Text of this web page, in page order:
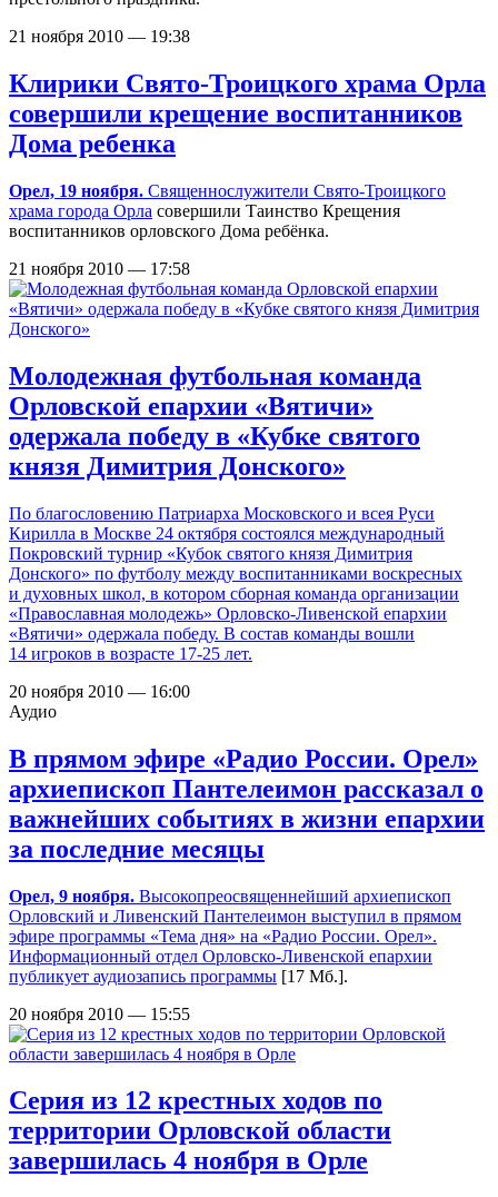
21 ноября 2010 — 19:38
Клирики Свято-Троицкого храма Орла
совершили крещение воспитанников
Дома ребенка
Орел, 19 ноября. Cвященнослужители Свято-Троицкого
храма города Орла совершили Таинство Крещения
воспитанников орловского Дома ребёнка.
21 ноября 2010 — 17:58
Молодежная футбольная команда
Орловской епархии «Вятичи»
одержала победу в «Кубке святого
князя Димитрия Донского»
По благословению Патриарха Московского и всея Руси
Кирилла в Москве 24 октября состоялся международный
Покровский турнир «Кубок святого князя Димитрия
Донского» по футболу между воспитанниками воскресных
и духовных школ, в котором сборная команда организации
«Православная молодежь» Орловско-Ливенской епархии
«Вятичи» одержала победу. В состав команды вошли
14 игроков в возрасте 17-25 лет.
20 ноября 2010 — 16:00
Аудио
В прямом эфире «Радио России. Орел»
архиепископ Пантелеимон рассказал о
важнейших событиях в жизни епархии
за последние месяцы
Орел, 9 ноября. Высокопреосвященнейший архиепископ
Орловский и Ливенский Пантелеимон выступил в прямом
эфире программы «Тема дня» на «Радио России. Орел».
Информационный отдел Орловско-Ливенской епархии
публикует аудиозапись программы [17 Мб.].
20 ноября 2010 — 15:55
Серия из 12 крестных ходов по
территории Орловской области
завершилась 4 ноября в Орле